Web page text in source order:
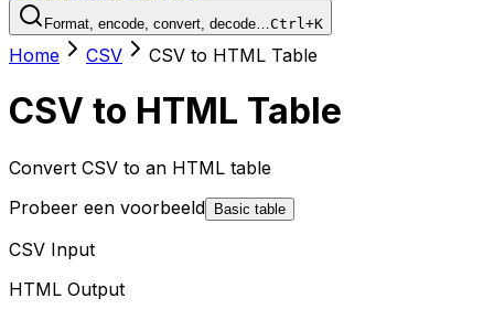
Format, encode, convert, decode…Ctrl+K
Home CSV CSV to HTML Table
CSV to HTML Table
Convert CSV to an HTML table
Probeer een voorbeeld
Basic table
CSV Input
HTML Output